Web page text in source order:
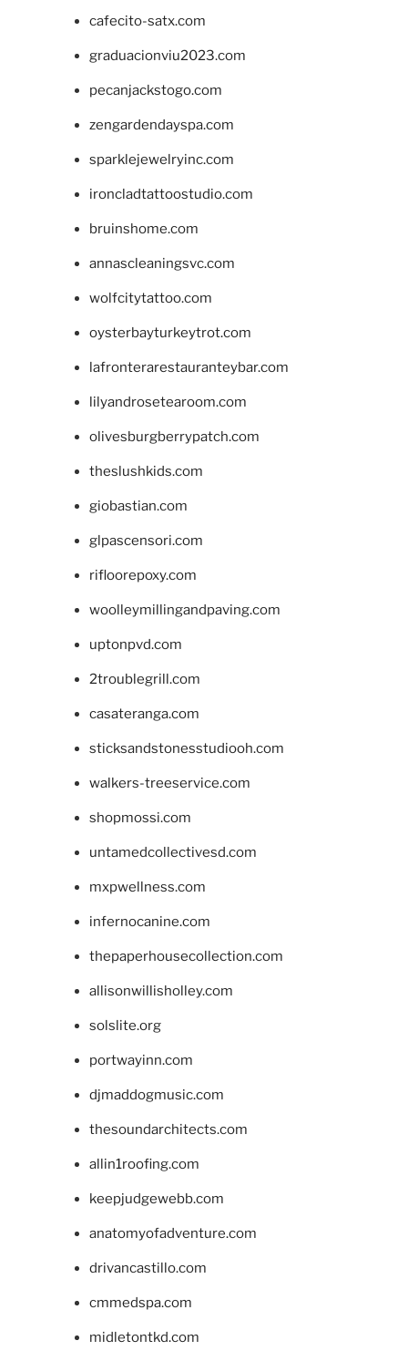
cafecito-satx.com
graduacionviu2023.com
pecanjackstogo.com
zengardendayspa.com
sparklejewelryinc.com
ironcladtattoostudio.com
bruinshome.com
annascleaningsvc.com
wolfcitytattoo.com
oysterbayturkeytrot.com
lafronterarestauranteybar.com
lilyandrosetearoom.com
olivesburgberrypatch.com
theslushkids.com
giobastian.com
glpascensori.com
rifloorepoxy.com
woolleymillingandpaving.com
uptonpvd.com
2troublegrill.com
casateranga.com
sticksandstonesstudiooh.com
walkers-treeservice.com
shopmossi.com
untamedcollectivesd.com
mxpwellness.com
infernocanine.com
thepaperhousecollection.com
allisonwillisholley.com
solslite.org
portwayinn.com
djmaddogmusic.com
thesoundarchitects.com
allin1roofing.com
keepjudgewebb.com
anatomyofadventure.com
drivancastillo.com
cmmedspa.com
midletontkd.com